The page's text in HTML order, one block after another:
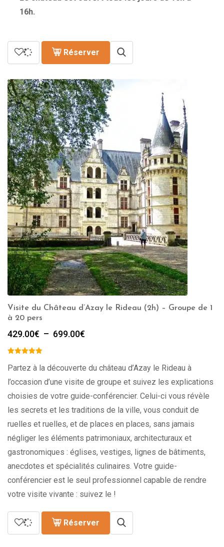
16h.
Réserver
Visite du Château d’Azay le Rideau (2h) – Groupe de 1
à 20 pers
429.00€ – 699.00€
429.00€
à
699.00€
Partez à la découverte du château d’Azay le Rideau à
l’occasion d’une visite de groupe et suivez les explications
choisies de votre guide-conférencier. Celui-ci vous révèle
les secrets et les traditions de la ville, vous conduit de
ruelles et ruelles, et de places en places, sans jamais
négliger les éléments patrimoniaux, architecturaux et
gastronomiques : églises, vestiges, lignes de bâtiments,
anecdotes et spécialités culinaires. Votre guide-
conférencier est le seul professionnel capable de rendre
votre visite vivante : suivez le !
Réserver